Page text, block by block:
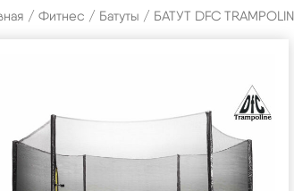
/ Фитнес / Батуты / БАТУТ DFC